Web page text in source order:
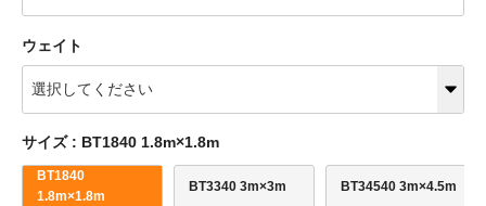
ウェイト
サイズ BT1840 1.8m×1.8m
BT1840
1.8m×1.8m
BT3340 3m×3m BT34540 3m×4.5m